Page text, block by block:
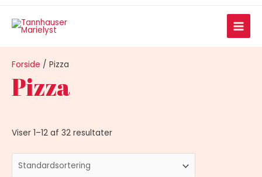
Main
Forside / Pizza
Pizza
Viser 1–12 af 32 resultater